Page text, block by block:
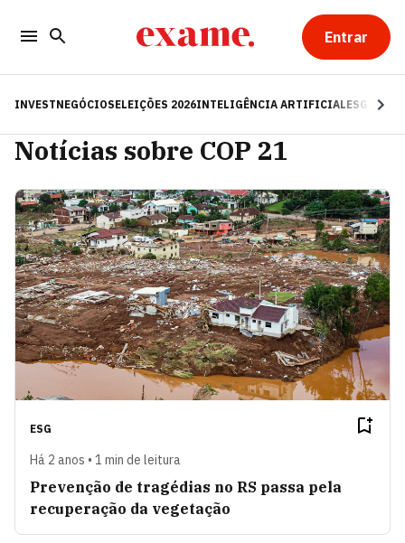
Entrar
INVESTNEGÓCIOSELEIÇÕES 2026INTELIGÊNCIA ARTIFICIALESG
Notícias sobre COP 21
ESG
Há 2 anos • 1 min de leitura
Prevenção de tragédias no RS passa pela
recuperação da vegetação